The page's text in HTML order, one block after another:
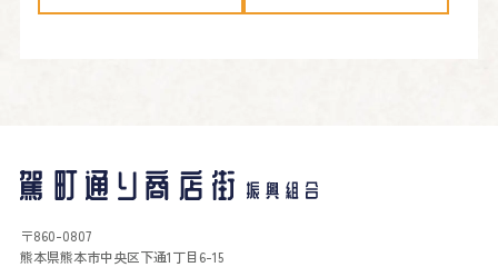
〒860-0807
熊本県熊本市中央区下通1丁目6-15